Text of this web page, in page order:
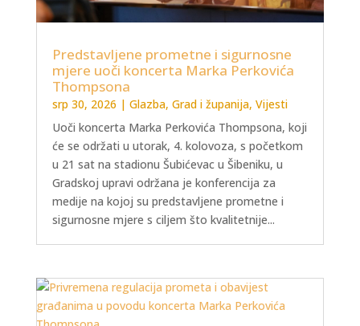
Predstavljene prometne i sigurnosne
mjere uoči koncerta Marka Perkovića
Thompsona
srp 30, 2026 | Glazba, Grad i županija, Vijesti
Uoči koncerta Marka Perkovića Thompsona, koji
će se održati u utorak, 4. kolovoza, s početkom
u 21 sat na stadionu Šubićevac u Šibeniku, u
Gradskoj upravi održana je konferencija za
medije na kojoj su predstavljene prometne i
sigurnosne mjere s ciljem što kvalitetnije...